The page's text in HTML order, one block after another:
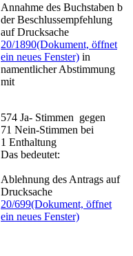
Annahme des Buchstaben b
der Beschlussempfehlung
auf Drucksache
20/1890(Dokument, öffnet
ein neues Fenster) in
namentlicher Abstimmung
mit
574 Ja- Stimmen gegen
71 Nein-Stimmen bei
1 Enthaltung
Das bedeutet:
Ablehnung des Antrags auf
Drucksache
20/699(Dokument, öffnet
ein neues Fenster)